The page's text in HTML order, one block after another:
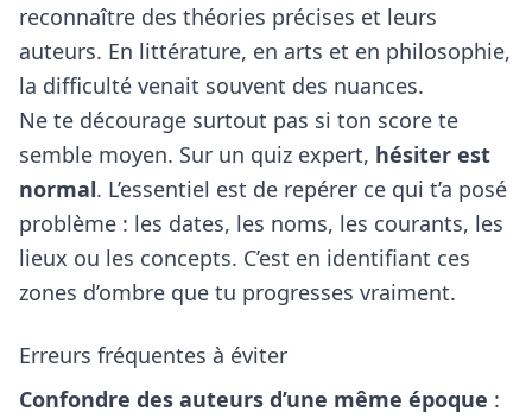
reconnaître des théories précises et leurs
auteurs. En littérature, en arts et en philosophie,
la difficulté venait souvent des nuances.
Ne te décourage surtout pas si ton score te
semble moyen. Sur un quiz expert, hésiter est
normal. L’essentiel est de repérer ce qui t’a posé
problème : les dates, les noms, les courants, les
lieux ou les concepts. C’est en identifiant ces
zones d’ombre que tu progresses vraiment.
Erreurs fréquentes à éviter
Confondre des auteurs d’une même époque :